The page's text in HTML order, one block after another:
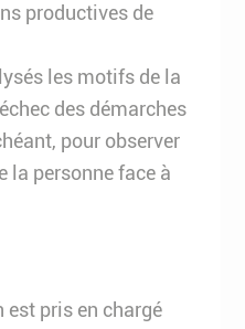
productives de
les motifs de la
des démarches
pour observer
la personne face à
pris en chargé